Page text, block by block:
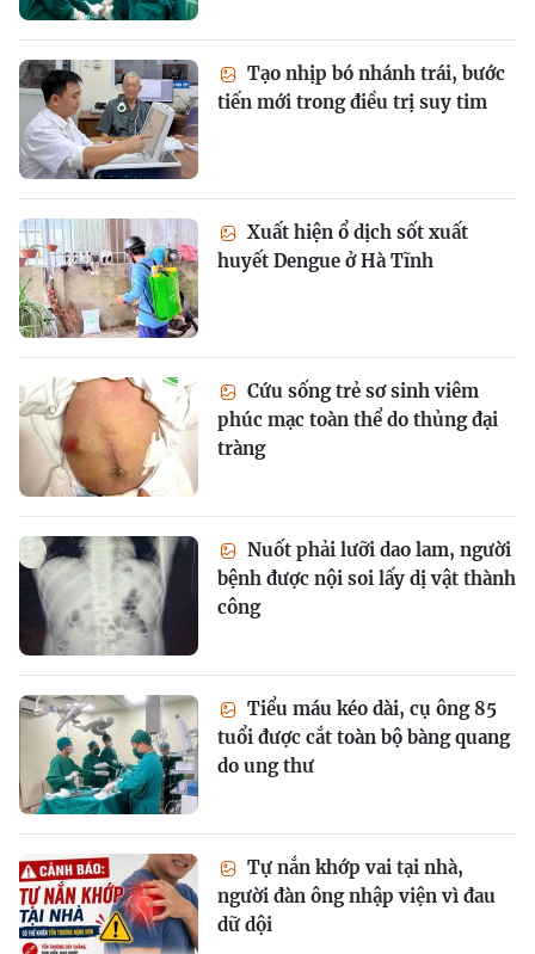
Tạo nhịp bó nhánh trái, bước
tiến mới trong điều trị suy tim
Xuất hiện ổ dịch sốt xuất
huyết Dengue ở Hà Tĩnh
Cứu sống trẻ sơ sinh viêm
phúc mạc toàn thể do thủng đại
tràng
Nuốt phải lưỡi dao lam, người
bệnh được nội soi lấy dị vật thành
công
Tiểu máu kéo dài, cụ ông 85
tuổi được cắt toàn bộ bàng quang
do ung thư
Tự nắn khớp vai tại nhà,
người đàn ông nhập viện vì đau
dữ dội